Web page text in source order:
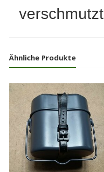
verschmutzt
Ähnliche Produkte